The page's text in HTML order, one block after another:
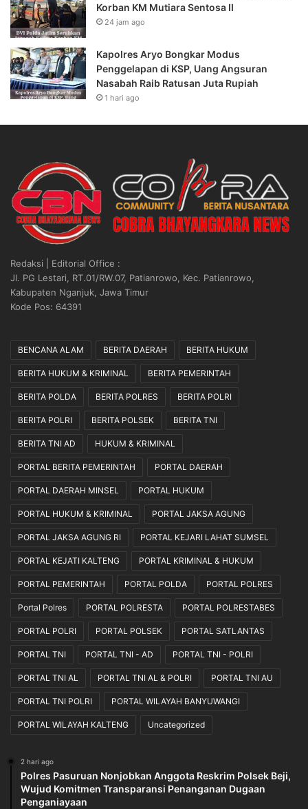
Korban KM Mutiara Sentosa II
24 jam ago
Kapolres Aryo Bongkar Modus
Penggelapan di KSP, Uang Angsuran
Nasabah Raib Ratusan Juta Rupiah
1 hari ago
Redaksi | Editorial Office :
Jl. PG Lestari, RT.01/RW.07, Patianrowo, Kec. Patianrowo,
Kabupaten Nganjuk, Jawa Timur
Kode Pos: 64391
BENCANA ALAM BERITA DAERAH BERITA HUKUM
BERITA HUKUM & KRIMINAL BERITA PEMERINTAH
BERITA POLDA BERITA POLRES BERITA POLRI
BERITA POLRI BERITA POLSEK BERITA TNI
BERITA TNI AD HUKUM & KRIMINAL
PORTAL BERITA PEMERINTAH PORTAL DAERAH
PORTAL DAERAH MINSEL PORTAL HUKUM
PORTAL HUKUM & KRIMINAL PORTAL JAKSA AGUNG
PORTAL JAKSA AGUNG RI PORTAL KEJARI LAHAT SUMSEL
PORTAL KEJATI KALTENG PORTAL KRIMINAL & HUKUM
PORTAL PEMERINTAH PORTAL POLDA PORTAL POLRES
Portal Polres PORTAL POLRESTA PORTAL POLRESTABES
PORTAL POLRI PORTAL POLSEK PORTAL SATLANTAS
PORTAL TNI PORTAL TNI - AD PORTAL TNI - POLRI
PORTAL TNI AL PORTAL TNI AL & POLRI PORTAL TNI AU
PORTAL TNI POLRI PORTAL WILAYAH BANYUWANGI
PORTAL WILAYAH KALTENG Uncategorized
2 hari ago
Polres Pasuruan Nonjobkan Anggota Reskrim Polsek Beji,
Wujud Komitmen Transparansi Penanganan Dugaan
Penganiayaan